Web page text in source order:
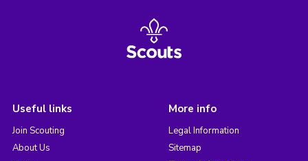
Useful links
Join Scouting
About Us
More info
Legal Information
Sitemap